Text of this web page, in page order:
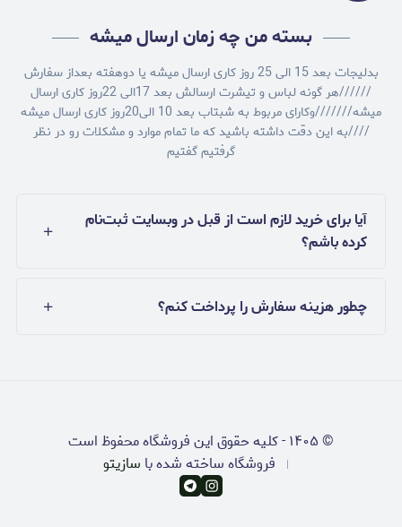
بسته من چه زمان ارسال میشه
بدلیجات بعد 15 الی 25 روز کاری ارسال میشه یا دوهفته بعداز سفارش
//////هر گونه لباس و تیشرت ارسالش بعد 17الی 22روز کاری ارسال
میشه///////وکارای مربوط به شبتاب بعد 10 الی20روز کاری ارسال میشه
////به این دقت داشته باشید که ما تمام موارد و مشکلات رو در نظر
گرفتیم گفتیم
آیا برای خرید لازم است از قبل در وبسایت ثبت‌نام
کرده باشم؟
چطور هزینه سفارش را پرداخت کنم؟
©۱۴۰۵-کلیه حقوق این فروشگاه محفوظ است
فروشگاه ساخته شده با سازیتو